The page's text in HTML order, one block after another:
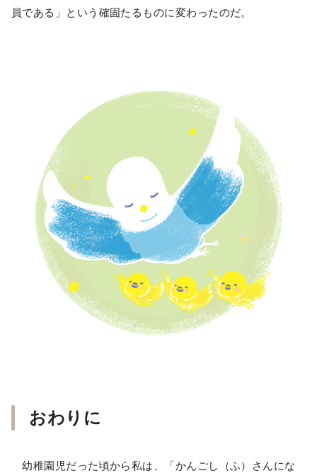
員である」という確固たるものに変わったのだ。
おわりに
幼稚園児だった頃から私は、「かんごし（ふ）さんにな